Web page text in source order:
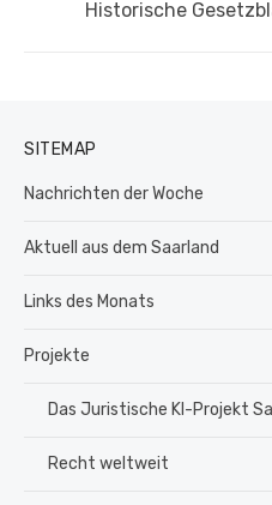
Nächster
Historische
SITEMAP
Nachrichten der Woche
Aktuell aus dem Saarland
Links des Monats
Projekte
Das Juristische KI-Projekt
Recht weltweit